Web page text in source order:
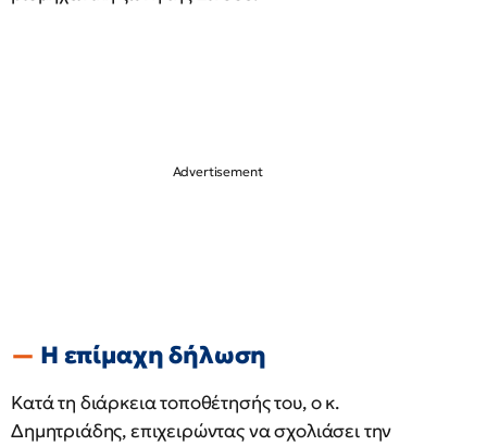
Η επίμαχη δήλωση
Κατά τη διάρκεια τοποθέτησής του, ο κ.
Δημητριάδης, επιχειρώντας να σχολιάσει την